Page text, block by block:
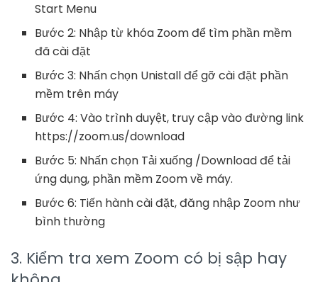
Start Menu
Bước 2: Nhập từ khóa Zoom để tìm phần mềm
đã cài đặt
Bước 3: Nhấn chọn Unistall để gỡ cài đặt phần
mềm trên máy
Bước 4: Vào trình duyệt, truy cập vào đường link
https://zoom.us/download
Bước 5: Nhấn chọn Tải xuống /Download để tải
ứng dụng, phần mềm Zoom về máy.
Bước 6: Tiến hành cài đặt, đăng nhập Zoom như
bình thường
3. Kiểm tra xem Zoom có bị sập hay